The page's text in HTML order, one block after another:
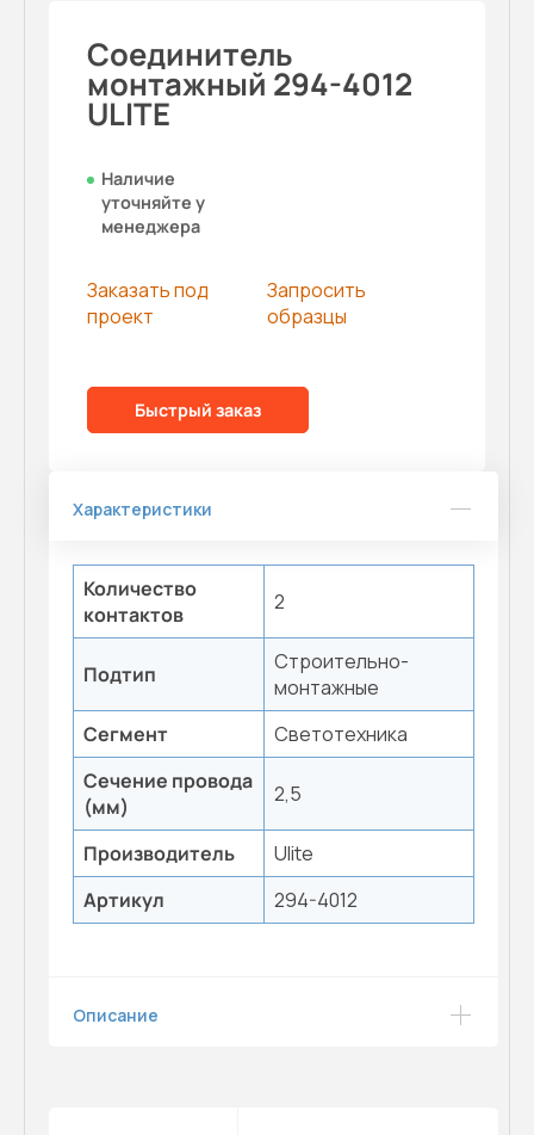
Соединитель
монтажный 294-4012
ULITE
Наличие
уточняйте у
менеджера
Заказать под
проект
Запросить
образцы
Быстрый заказ
Характеристики
Количество
контактов
2
Подтип
Строительно-
монтажные
Сегмент
Светотехника
Сечение провода
(мм)
2,5
Производитель
Ulite
Артикул
294-4012
Описание